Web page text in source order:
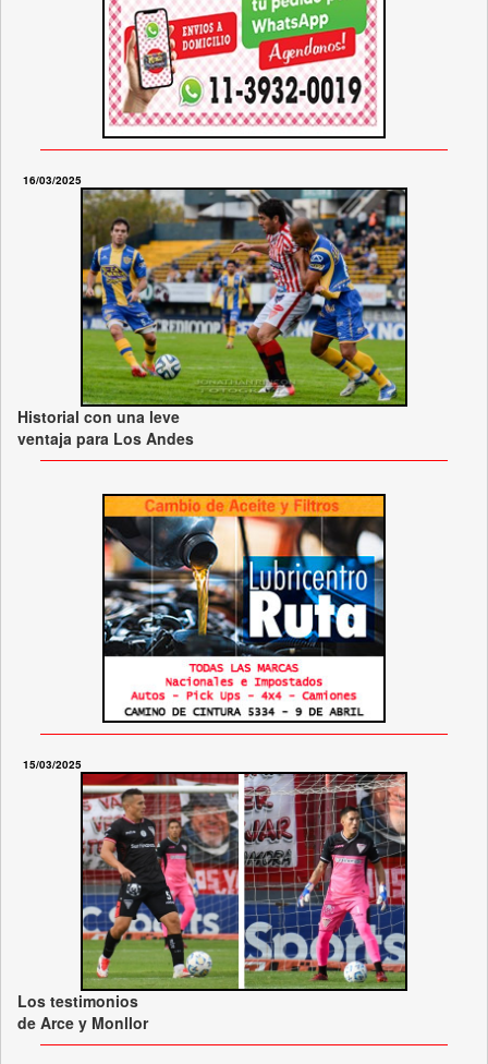
16/03/2025
Historial con una leve
ventaja para Los Andes
15/03/2025
Los testimonios
de Arce y Monllor